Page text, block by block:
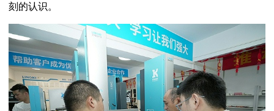
刻的认识。